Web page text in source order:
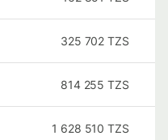
325 702 TZS
814 255 TZS
1 628 510 TZS